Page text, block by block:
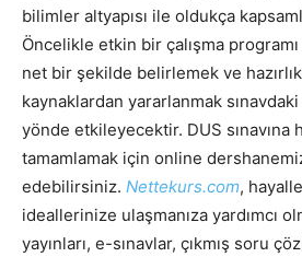
bilimler altyapısı ile oldukça
Öncelikle etkin bir çalışma
net bir şekilde belirlemek ve
kaynaklardan yararlanmak sınavdaki
yönde etkileyecektir. DUS sınavına
tamamlamak için online
edebilirsiniz. Nettekurs.com,
ideallerinize ulaşmanıza yardımcı
yayınları, e-sınavlar, çıkmış soru